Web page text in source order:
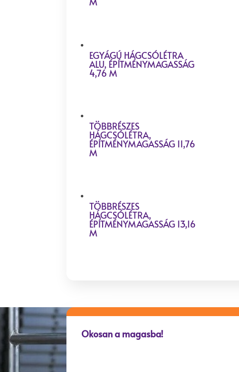
EGYÁGÚ HÁGCSÓLÉTRA
ALU, ÉPÍTMÉNYMAGASSÁG
4,76 M
TÖBBRÉSZES
HÁGCSÓLÉTRA,
ÉPÍTMÉNYMAGASSÁG 11,76
M
TÖBBRÉSZES
HÁGCSÓLÉTRA,
ÉPÍTMÉNYMAGASSÁG 13,16
M
Okosan a magasba!